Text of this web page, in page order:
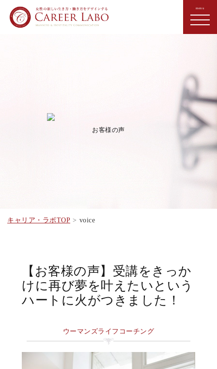
お客様の声
キャリア・ラボTOP voice
【お客様の声】受講をきっか
けに再び夢を叶えたいという
ハートに火がつきました！
ウーマンズライフコーチング